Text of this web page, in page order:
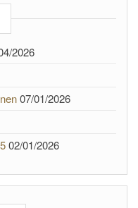
2026
07/01/2026
02/01/2026